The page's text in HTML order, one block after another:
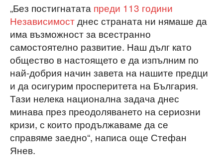
„Без постигнатата преди 113 години
Независимостднес страната ни нямаше да
има възможност за всестранно
самостоятелно развитие. Наш дълг като
общество в настоящето е да изпълним по
най-добрия начин завета на нашите предци
и да осигурим просперитета на България.
Тази нелека национална задача днес
минава през преодоляването на сериозни
кризи, с които продължаваме да се
справяме заедно“, написа още Стефан
Янев.